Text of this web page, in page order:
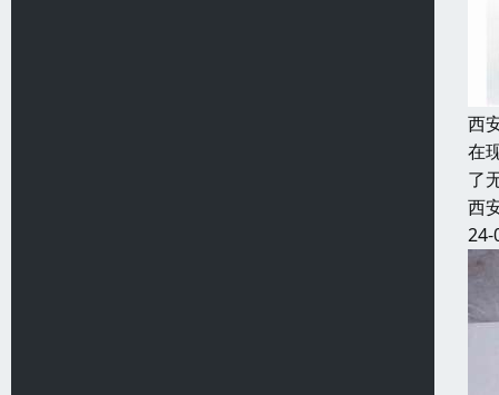
西
在
了
西
24-